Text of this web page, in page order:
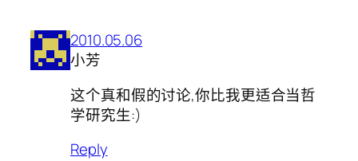
2010.05.06
小芳
这个真和假的讨论,你比我更适合当哲
学研究生:)
Reply